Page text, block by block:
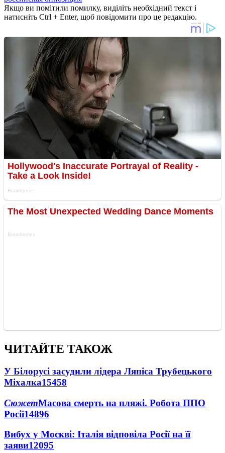
Якщо ви помітили помилку, виділіть необхідний текст і
натисніть Ctrl + Enter, щоб повідомити про це редакцію.
ЧИТАЙТЕ ТАКОЖ
У Білорусі засудили лідера Ляпіса Трубецького
Міхалка15458
СюжетМасова смерть на пляжі. Робота ППО
Росії14896
Вибух у Москві: Італія відповіла Росії на її
заяви12095